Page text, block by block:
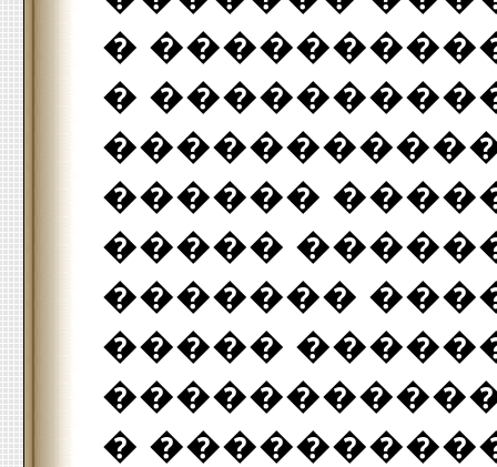
�
�
������
�����
�������
�����
�